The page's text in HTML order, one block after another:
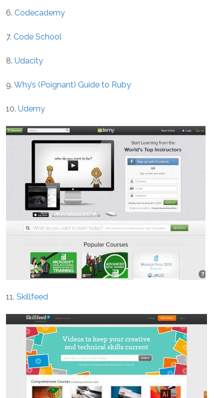
6. Codecademy
7. Code School
8. Udacity
9. Why’s (Poignant) Guide to Ruby
10. Udemy
11. Skillfeed